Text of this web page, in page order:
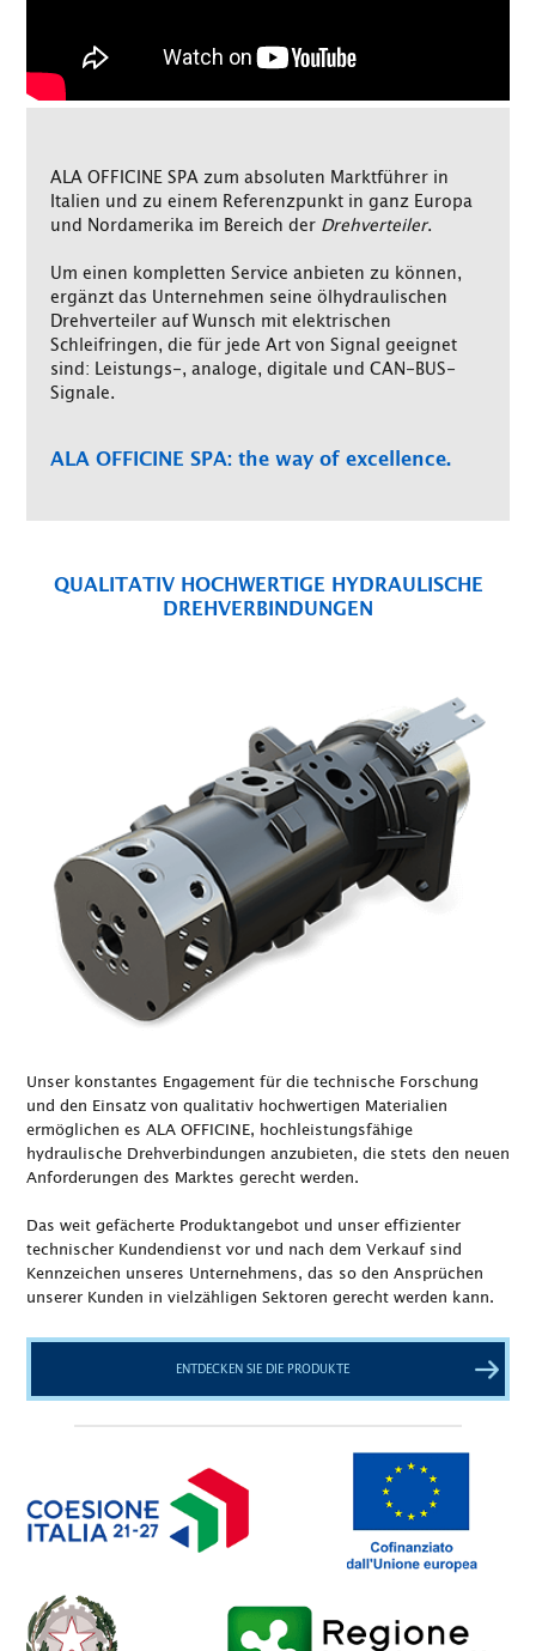
ALA OFFICINE SPA zum absoluten Marktführer in
Italien und zu einem Referenzpunkt in ganz Europa
und Nordamerika im Bereich der Drehverteiler.
Um einen kompletten Service anbieten zu können,
ergänzt das Unternehmen seine ölhydraulischen
Drehverteiler auf Wunsch mit elektrischen
Schleifringen, die für jede Art von Signal geeignet
sind: Leistungs-, analoge, digitale und CAN-BUS-
Signale.
ALA OFFICINE SPA: the way of excellence.
QUALITATIV HOCHWERTIGE HYDRAULISCHE
DREHVERBINDUNGEN
Unser konstantes Engagement für die technische Forschung
und den Einsatz von qualitativ hochwertigen Materialien
ermöglichen es ALA OFFICINE, hochleistungsfähige
hydraulische Drehverbindungen anzubieten, die stets den neuen
Anforderungen des Marktes gerecht werden.
Das weit gefächerte Produktangebot und unser effizienter
technischer Kundendienst vor und nach dem Verkauf sind
Kennzeichen unseres Unternehmens, das so den Ansprüchen
unserer Kunden in vielzähligen Sektoren gerecht werden kann.
ENTDECKEN SIE DIE PRODUKTE